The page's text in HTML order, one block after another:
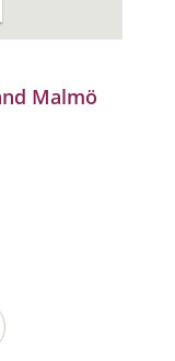
Malmö